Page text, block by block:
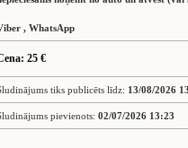
, WhatsApp
25 €
tiks publicēts līdz: 13/08/2026
pievienots: 02/07/2026 13:23